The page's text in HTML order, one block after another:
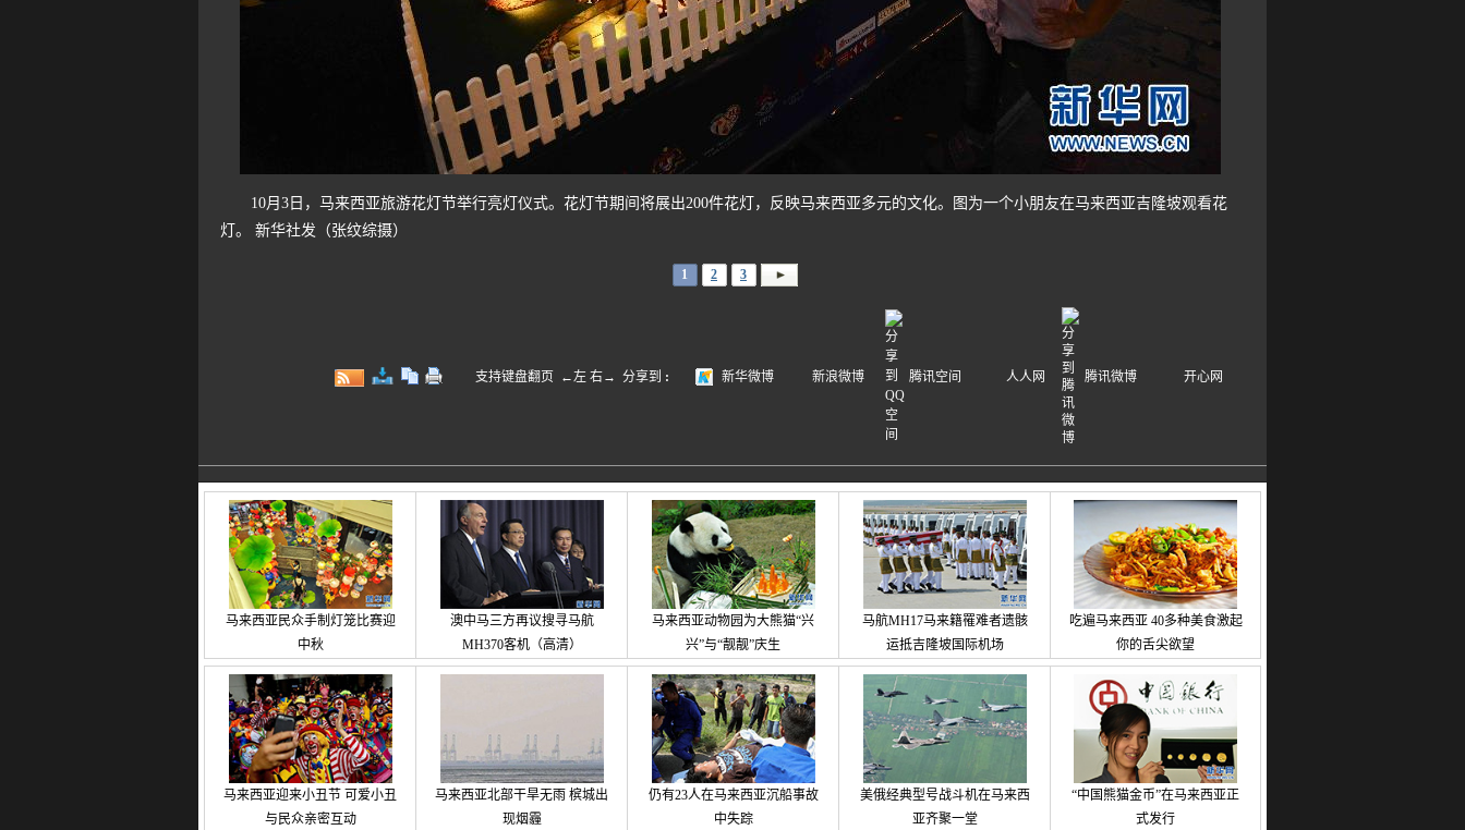
10月3日，马来西亚旅游花灯节举行亮灯仪式。花灯节期间将展出200件花灯，反映马来西亚多元的文化。图为一个小朋友在马来西亚吉隆坡观看花
灯。 新华社发（张纹综摄）
1 2 3
支持键盘翻页 ←左 右→ 分享到 : 新华微博 新浪微博 腾讯空间 人人网 腾讯微博 开心网
马来西亚民众手制灯笼比赛迎
中秋
澳中马三方再议搜寻马航
MH370客机（高清）
马来西亚动物园为大熊猫“兴
兴”与“靓靓”庆生
马航MH17马来籍罹难者遗骸
运抵吉隆坡国际机场
吃遍马来西亚 40多种美食激起
你的舌尖欲望
马来西亚迎来小丑节 可爱小丑
与民众亲密互动
马来西亚北部干旱无雨 槟城出
现烟霾
仍有23人在马来西亚沉船事故
中失踪
美俄经典型号战斗机在马来西
亚齐聚一堂
“中国熊猫金币”在马来西亚正
式发行